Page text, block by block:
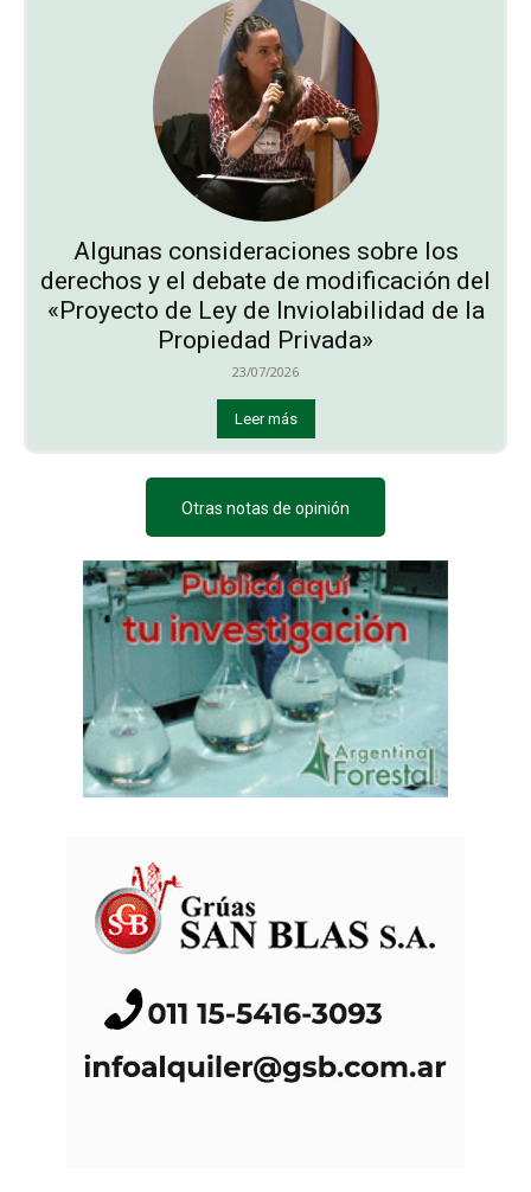
Algunas consideraciones sobre los
derechos y el debate de modificación del
«Proyecto de Ley de Inviolabilidad de la
Propiedad Privada»
23/07/2026
Leer más
Otras notas de opinión